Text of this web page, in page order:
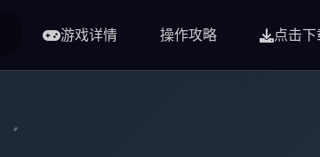
游戏详情 操作攻略 点击下